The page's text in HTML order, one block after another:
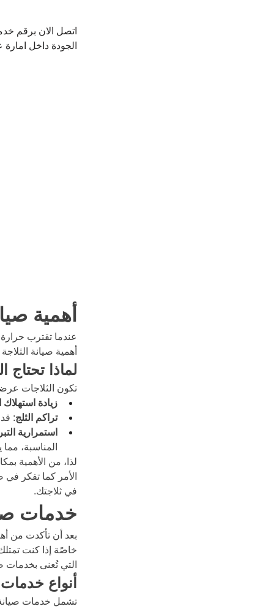
اتصل الان برقم
الجودة داخل
أهمية
عندما تقترب حرارة
أهمية صيانة
لماذا
تكون الثلاجات
زيادة استهلاك
تراكم الثلج:
استمرارية
المناسبة،
لذا، من الأهمية
الأمر كما تفكر
في ثلاجتك.
خدمات
بعد أن تأكدت من
خاصًة إذا كنت
التي تُعنى بخدمات
أنواع
تشمل خدمات